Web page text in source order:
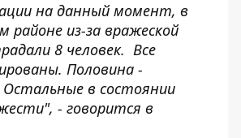
на данный момент, в
районе из-за вражеской
8 человек. Все
Половина -
в состоянии
- говорится в